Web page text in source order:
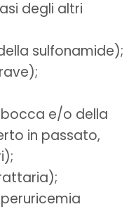
degli altri
sulfonamide);
e/o della
in passato,